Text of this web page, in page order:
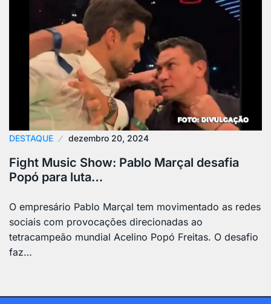
DESTAQUE dezembro 20, 2024
Fight Music Show: Pablo Marçal desafia
Popó para luta…
O empresário Pablo Marçal tem movimentado as redes
sociais com provocações direcionadas ao
tetracampeão mundial Acelino Popó Freitas. O desafio
faz…